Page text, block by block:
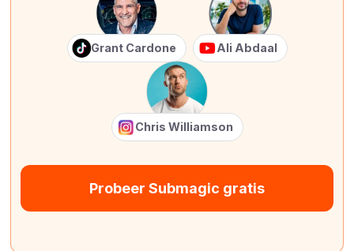
Grant Cardone Ali Abdaal
Chris Williamson
Probeer Submagic gratis